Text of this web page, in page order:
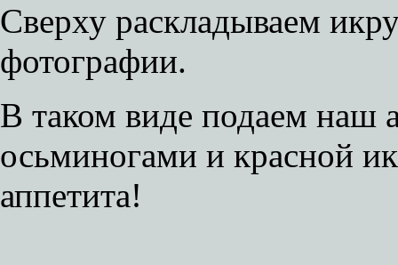
Сверху раскладываем
фотографии.
В таком виде подаем наш
осьминогами и красной
аппетита!